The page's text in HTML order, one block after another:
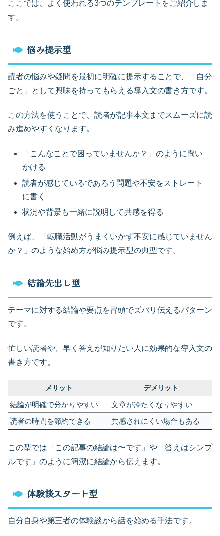
ここでは、よく使われる3つのテンプレートをご紹介しま
す。
悩み提示型
読者の悩みや疑問を最初に明確に提示することで、「自分
ごと」として興味を持ってもらえる導入文の書き方です。
この方法を使うことで、読者が記事本文までスムーズに読
み進めやすくなります。
「こんなことで困っていませんか？」のように問い
かける
読者が感じているであろう問題や不安をストレート
に書く
状況や背景も一緒に説明して共感を得る
例えば、「転職活動がうまくいかず不安に感じていません
か？」のような始め方が悩み提示型の典型です。
結論先出し型
テーマに対する結論や要点を冒頭でズバリ伝えるパターン
です。
忙しい読者や、早く答えが知りたい人に効果的な導入文の
書き方です。
メリット デメリット
結論が明確で分かりやすい
文章が冷たくなりやすい
読者の時間を節約できる
共感されにくい場合もある
この型では「この記事の結論は〜です」や「答えはシンプ
ルです」のように簡潔に結論から伝えます。
体験談スタート型
自分自身や第三者の体験談から話を始める手法です。